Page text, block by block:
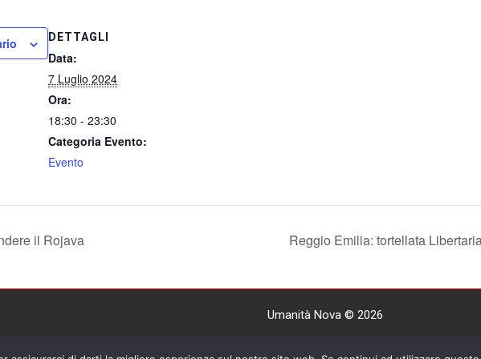
DETTAGLI
Data:
7 Luglio 2024
Ora:
18:30 - 23:30
Categoria Evento:
Evento
il Rojava Reggio Emilia: tortellata
Umanità Nova © 2026